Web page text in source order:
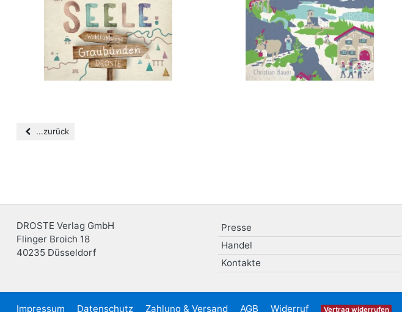
...zurück
DROSTE Verlag GmbH
Flinger Broich 18
40235 Düsseldorf
Presse
Handel
Kontakte
Impressum Datenschutz Zahlung & Versand AGB Widerruf Vertrag widerrufen